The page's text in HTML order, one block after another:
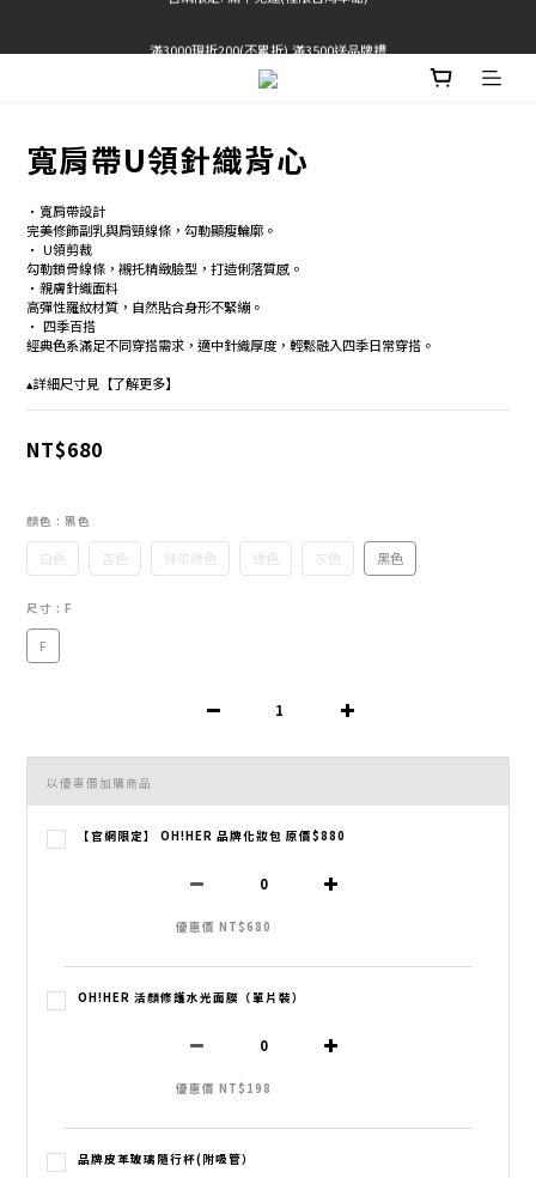
BRATOP專區買三送一 | 指定專區買一送一
寬肩帶U領針織背心
•寬肩帶設計
完美修飾副乳與肩頸線條，勾勒顯瘦輪廓。
• U領剪裁
勾勒鎖骨線條，襯托精緻臉型，打造俐落質感。
•親膚針織面料
高彈性羅紋材質，自然貼合身形不緊繃。
• 四季百搭
經典色系滿足不同穿搭需求，適中針織厚度，輕鬆融入四季日常穿搭。
▴詳細尺寸見【了解更多】
NT$680
顏色 : 黑色
白色 杏色 抹茶綠色 綠色 灰色 黑色
尺寸 : F
F
以優惠價加購商品
【官網限定】 OH!HER 品牌化妝包 原價$880
優惠價 NT$680
OH!HER 活顏修護水光面膜（單片裝）
優惠價 NT$198
品牌皮革玻璃隨行杯(附吸管）